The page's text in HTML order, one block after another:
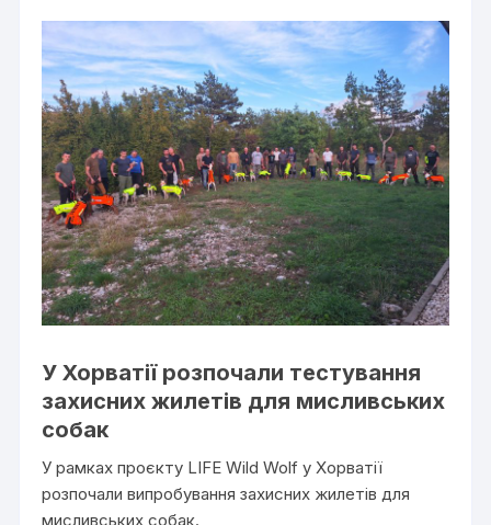
У Хорватії розпочали тестування
захисних жилетів для мисливських
собак
У рамках проєкту LIFE Wild Wolf у Хорватії
розпочали випробування захисних жилетів для
мисливських собак.